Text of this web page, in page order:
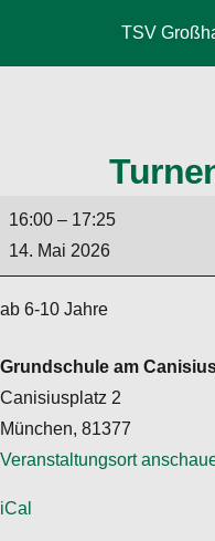
TSV
Turnen
Mädchen
16:00 – 17:25
14. Mai 2026
ab 6-10 Jahre
Grundschule am
Canisiusplatz 2
München, 81377
Veranstaltungsort
iCal